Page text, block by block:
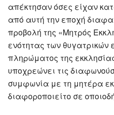
απέκτησαν όσες είχαν
από αυτή την εποχή
προβολή της «Μητρός
ενότητας των θυγατρικών
πληρώματος της
υποχρεώνει τις
συμφωνία με τη μητέρα
διαφοροποιείτο σε